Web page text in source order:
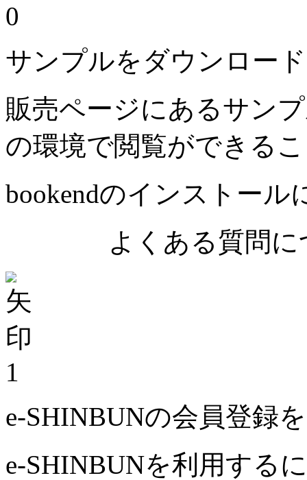
0
サンプルをダウンロー
販売ページにあるサン
の環境で閲覧ができる
bookendのインストール
よくある質問に
1
e-SHINBUNの会員登録
e-SHINBUNを利用する